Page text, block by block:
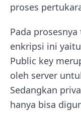
proses
Pada
enkripsi ini
Public key
oleh server
Sedangkan
hanya bisa